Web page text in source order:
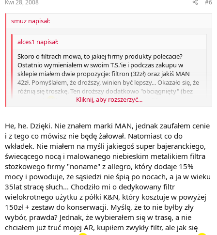
Kwi 28, 2008 #6
smuz napisał:
alces1 napisał:
Skoro o filtrach mowa, to jakiej firmy produkty polecacie?
Ostatnio wymieniałem w swoim T.S.'ie i podczas zakupu w
sklepie miałem dwie propozycje: filtron (32zł) oraz jakiś MAN
42zł. Pomyślałem, że droższy, winien być lepszy... Okazało się, że
różnią się troszkę. Ten droższy dodatkowo "obciągnięty" (bez
) jest metalową siatką, natomiast filtron nie
posiada takowej, ale np. nie miał otworu na dnie, a MAN był
jedyna różnica. Słyszałem jednak, że filtr filtrowi nie równy.
Chciałem zapodać wkładkę K&N ale musiałbym długo czekać, a
filtr prosił się o wymianę, więc nie zwlekałem.
Jakich producentów wy polecacie, a przede wszystkim jakich
używacie?
Pozdrawiam
- Rafał
No chłopie widac ze nie wiesz o czym mowisz (bez urazy mowie to
spokojnie) ten jakiś MAN to bardzo dobra marak produkująca filtry
,to jest nizszy przedział gornej pułki!!!! te wszystekie smieciarskie
K&N ZESTAW STOZEK + MOZG W GRATISIE nadaja sie na smieci co
innego sama wkładka choc K&N marketowy nadaje sie do
filtrowania powietrza w klozecie woljskowym w dodatku!. Pożadny
zestaw troszke kosztuje
Ale filtr filtrowi nie rowny a MAN JEST NAPRAWDE OK !!!!!!
Kliknij, aby rozszerzyć...
He, he. Dzięki. Nie znałem marki MAN, jednak zaufałem cenie
i z tego co mówisz nie będę żałował. Natomiast co do
wkładek. Nie miałem na myśli jakiegoś super bajeranckiego,
świecącego nocą i malowanego niebieskim metalikiem filtra
stożkowego firmy "noname" z allegro, który dodaje 15%
mocy i powoduje, że sąsiedzi nie śpią po nocach, a ja w wieku
35lat stracę słuch... Chodziło mi o dedykowany filtr
wielokrotnego użytku z półki K&N, który kosztuje w powyżej
150zł + zestaw do konserwacji. Myślę, że to nie byłby zły
wybór, prawda? Jednak, że wybierałem się w trasę, a nie
chciałem już truć mojej AR, kupiłem zwykły filtr, ale jak się